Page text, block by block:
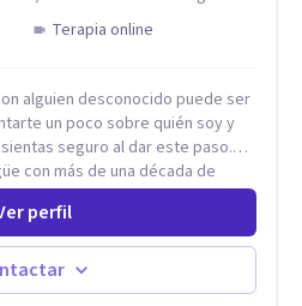
y relacionarnos. Mi misión
en salud mental
informado en trauma para
sus conflictos internos,
desarrollar nuevas
y avanzar con mayor claridad,
fundamental para la
construir una vida más
Terapia online
alguien desconocido puede ser
un poco sobre quién soy y
seguro al dar este paso.
con más de una década de
escrito artículos y
Un dato curioso: he
de primera mano lo que
a los cambios y empezar de
perfil